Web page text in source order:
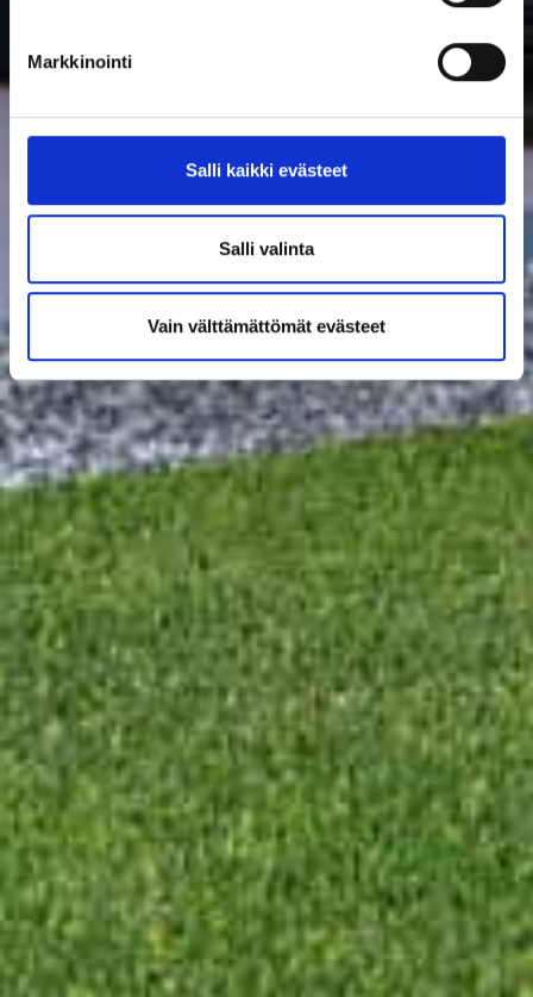
Markkinointi
Salli kaikki evästeet
Salli valinta
Vain välttämättömät evästeet